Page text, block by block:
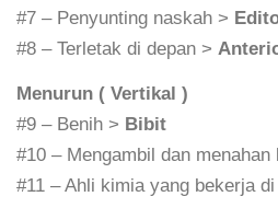
#7 – Penyunting naskah >
#8 – Terletak di depan >
Menurun ( Vertikal )
#9 – Benih > Bibit
#10 – Mengambil dan menahan
#11 – Ahli kimia yang bekerja